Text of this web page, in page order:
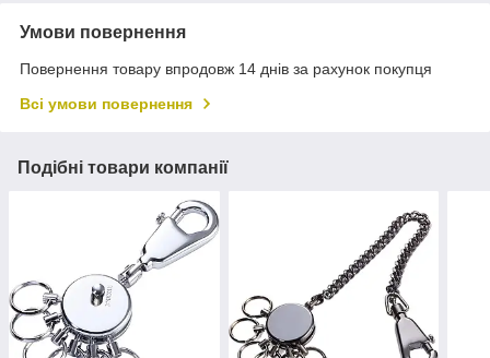
Умови повернення
Повернення товару впродовж 14 днів за рахунок покупця
Всі умови повернення
Подібні товари компанії